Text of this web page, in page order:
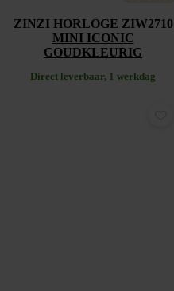
ZINZI HORLOGE ZIW2710
MINI ICONIC
GOUDKLEURIG
Direct leverbaar, 1 werkdag